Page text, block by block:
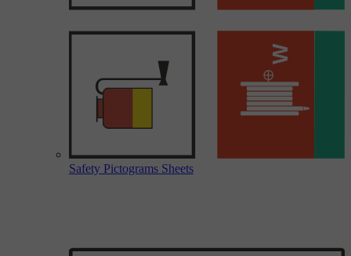
Safety Pictograms Sheets